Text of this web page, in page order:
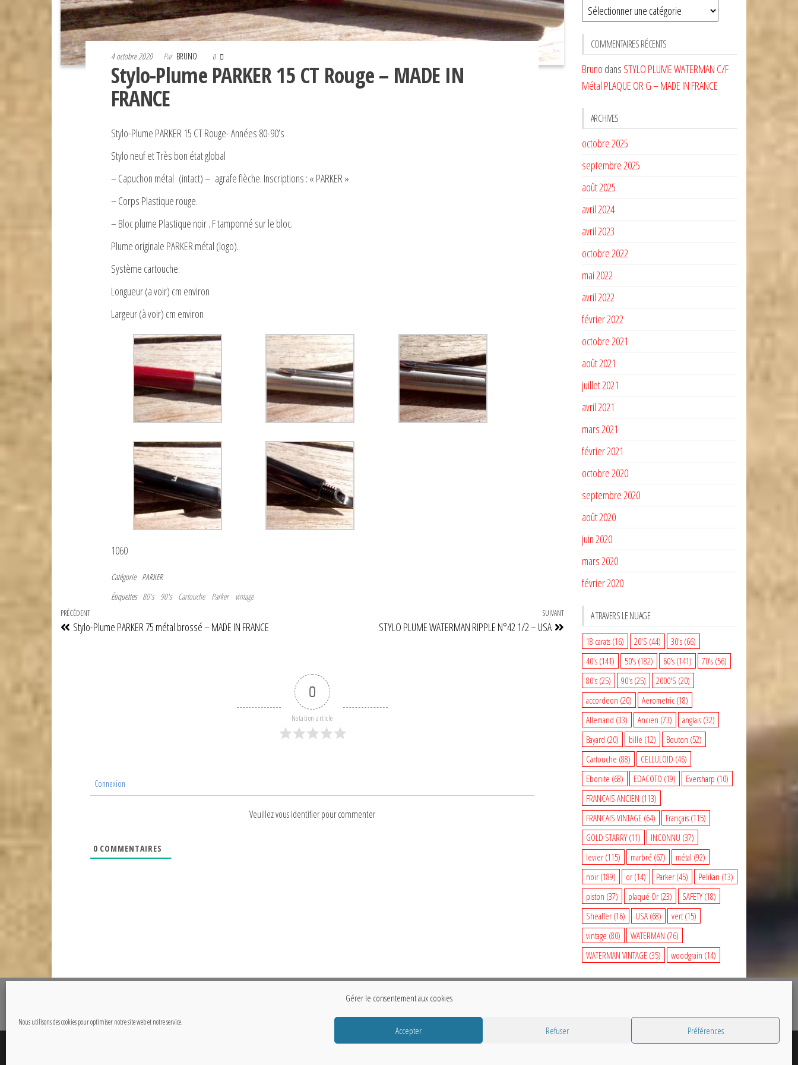
Gérer le consentement aux cookies
Nous utilisons des cookies pour optimiser notre site web et notre service.
Accepter Refuser Préférences
4 octobre 2020 Par BRUNO 0
Stylo-Plume PARKER 15 CT Rouge – MADE IN
FRANCE
Stylo-Plume PARKER 15 CT Rouge- Années 80-90’s
Stylo neuf et Très bon état global
– Capuchon métal (intact) – agrafe flèche. Inscriptions : « PARKER »
– Corps Plastique rouge.
– Bloc plume Plastique noir . F tamponné sur le bloc.
Plume originale PARKER métal (logo).
Système cartouche.
Longueur (a voir) cm environ
Largeur (à voir) cm environ
1060
Catégorie PARKER
Étiquettes 80's 90's Cartouche Parker vintage
Navigation
de
Article
précédent
PRÉCÉDENT
Stylo-Plume PARKER 75 métal brossé – MADE IN FRANCE
Article
suivant
SUIVANT
STYLO PLUME WATERMAN RIPPLE N°42 1/2 – USA
0
Notation article
Connexion
Veuillez vous identifier pour commenter
0COMMENTAIRES
Sélectionnez
une
CATÉGORIE
COMMENTAIRES RÉCENTS
Bruno dans STYLO PLUME WATERMAN C/F
Métal PLAQUE OR G – MADE IN FRANCE
ARCHIVES
octobre 2025
septembre 2025
août 2025
avril 2024
avril 2023
octobre 2022
mai 2022
avril 2022
février 2022
octobre 2021
août 2021
juillet 2021
avril 2021
mars 2021
février 2021
octobre 2020
septembre 2020
août 2020
juin 2020
mars 2020
février 2020
A TRAVERS LE NUAGE
18 carats(16) 20'S (44) 30's(66)
40's(141) 50's(182) 60's(141) 70's(56)
80's(25) 90's(25) 2000'S (20)
accordeon (20) Aerometric(18)
Allemand (33) Ancien (73) anglais(32)
Bayard (20) bille (12) Bouton (52)
Cartouche (88) CELLULOID (46)
Ebonite (68) EDACOTO (19) Eversharp (10)
FRANCAIS ANCIEN (113)
FRANCAIS VINTAGE (64) Français(115)
GOLD STARRY(11) INCONNU (37)
levier(115) marbré (67) métal (92)
noir(189) or(14) Parker(45) Pelikan (13)
piston (37) plaqué Or(23) SAFETY(18)
Sheaffer(16) USA(68) vert(15)
vintage (80) WATERMAN (76)
WATERMAN VINTAGE (35) woodgrain (14)